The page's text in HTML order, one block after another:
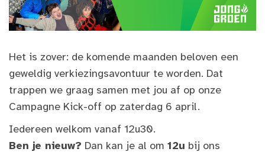
Het is zover: de komende maanden beloven een
geweldig verkiezingsavontuur te worden. Dat
trappen we graag samen met jou af op onze
Campagne Kick-off op zaterdag 6 april.
Iedereen welkom vanaf 12u30.
Ben je nieuw? Dan kan je al om 12u bij ons